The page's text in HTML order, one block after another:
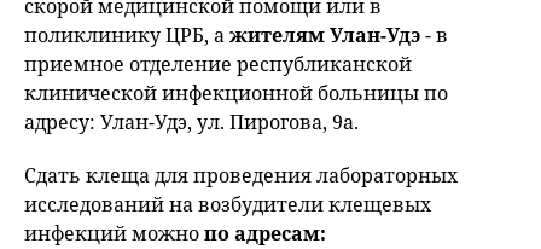
скорой медицинской помощи или в
поликлинику ЦРБ, ажителям Улан-Удэ- в
приемное отделение республиканской
клинической инфекционной больницы по
адресу: Улан-Удэ, ул. Пирогова, 9а.
Сдать клеща для проведения лабораторных
исследований на возбудители клещевых
инфекций можнопо адресам: